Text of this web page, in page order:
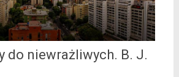
do niewrażliwych. B. J.